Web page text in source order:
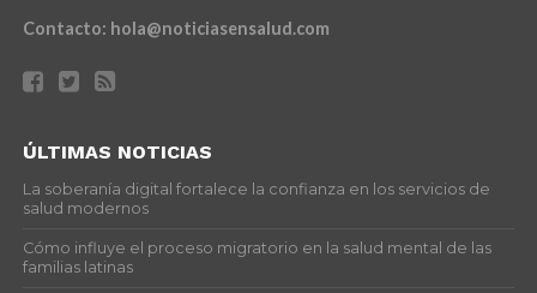
Contacto: hola@noticiasensalud.com
ÚLTIMAS NOTICIAS
La soberanía digital fortalece la confianza en los servicios de
salud modernos
Cómo influye el proceso migratorio en la salud mental de las
familias latinas